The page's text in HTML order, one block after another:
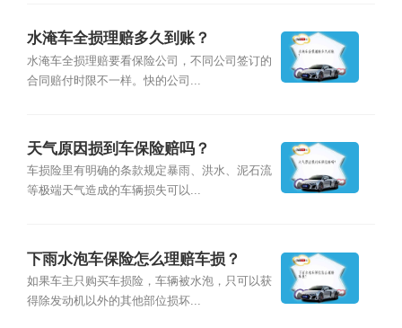
水淹车全损理赔多久到账？
水淹车全损理赔要看保险公司，不同公司签订的
合同赔付时限不一样。快的公司...
天气原因损到车保险赔吗？
车损险里有明确的条款规定暴雨、洪水、泥石流
等极端天气造成的车辆损失可以...
下雨水泡车保险怎么理赔车损？
如果车主只购买车损险，车辆被水泡，只可以获
得除发动机以外的其他部位损坏...